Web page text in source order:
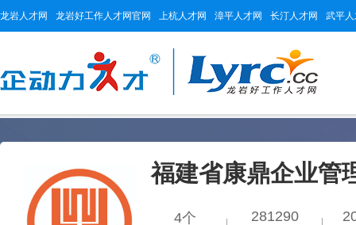
龙岩人才网 龙岩好工作人才网官网 上杭人才网 漳平人才网 长汀人才网 武平
福建省康鼎企业管
4个 281290